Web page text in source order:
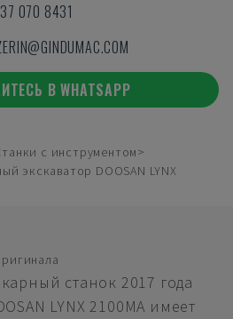
070 8431
В WHATSAPP
с инструментом
экскаватор DOOSAN LYNX
станок 2017 года
LYNX 2100MA имеет